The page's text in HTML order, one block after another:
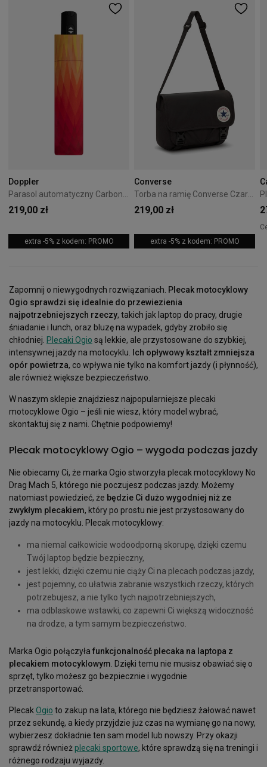
Doppler
Parasol automatyczny Carbonsteel Magic Doppler Magic Pomarańczowy
219,00 zł
extra -5% z kodem: PROMO
Converse
Torba na ramię Converse Czarna 10026011-A01
219,00 zł
extra -5% z kodem: PROMO
Zapomnij o niewygodnych rozwiązaniach. Plecak motocyklowy
Ogio sprawdzi się idealnie do przewiezienia
najpotrzebniejszych rzeczy, takich jak laptop do pracy, drugie
śniadanie i lunch, oraz bluzę na wypadek, gdyby zrobiło się
chłodniej. Plecaki Ogio są lekkie, ale przystosowane do szybkiej,
intensywnej jazdy na motocyklu. Ich opływowy kształt zmniejsza
opór powietrza, co wpływa nie tylko na komfort jazdy (i płynność),
ale również większe bezpieczeństwo.
W naszym sklepie znajdziesz najpopularniejsze plecaki
motocyklowe Ogio – jeśli nie wiesz, który model wybrać,
skontaktuj się z nami. Chętnie podpowiemy!
Plecak motocyklowy Ogio – wygoda podczas jazdy
Nie obiecamy Ci, że marka Ogio stworzyła plecak motocyklowy No
Drag Mach 5, którego nie poczujesz podczas jazdy. Możemy
natomiast powiedzieć, że będzie Ci dużo wygodniej niż ze
zwykłym plecakiem, który po prostu nie jest przystosowany do
jazdy na motocyklu. Plecak motocyklowy:
ma niemal całkowicie wodoodporną skorupę, dzięki czemu
Twój laptop będzie bezpieczny,
jest lekki, dzięki czemu nie ciąży Ci na plecach podczas jazdy,
jest pojemny, co ułatwia zabranie wszystkich rzeczy, których
potrzebujesz, a nie tylko tych najpotrzebniejszych,
ma odblaskowe wstawki, co zapewni Ci większą widoczność
na drodze, a tym samym bezpieczeństwo.
Marka Ogio połączyła funkcjonalność plecaka na laptopa z
plecakiem motocyklowym. Dzięki temu nie musisz obawiać się o
sprzęt, tylko możesz go bezpiecznie i wygodnie
przetransportować.
PlecakOgio to zakup na lata, którego nie będziesz żałować nawet
przez sekundę, a kiedy przyjdzie już czas na wymianę go na nowy,
wybierzesz dokładnie ten sam model lub nowszy. Przy okazji
sprawdź równieżplecaki sportowe, które sprawdzą się na treningi i
różnego rodzaju wyjazdy.